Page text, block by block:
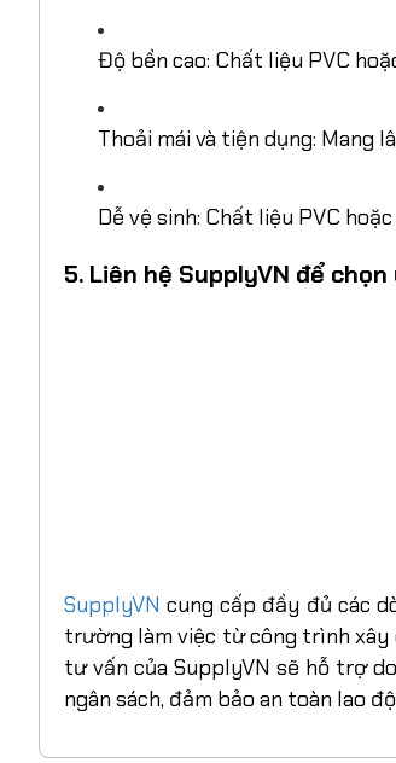
Độ bền cao: Chất liệu PVC
Thoải mái và tiện dụng: Mang
Dễ vệ sinh: Chất liệu PVC
5. Liên hệ SupplyVN để
SupplyVN cung cấp đầy đủ các
trường làm việc từ công trình xây
tư vấn của SupplyVN sẽ hỗ trợ
ngân sách, đảm bảo an toàn lao